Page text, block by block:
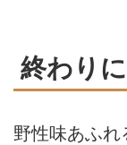
終わりに
野性味あふ